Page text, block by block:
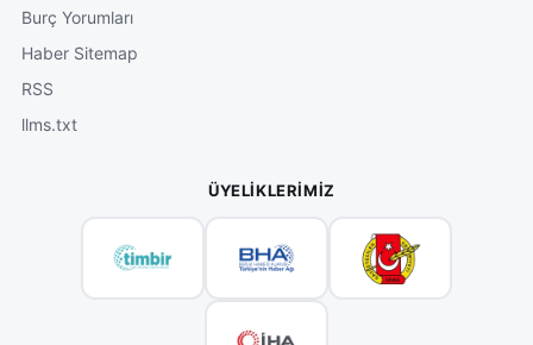
Burç Yorumları
Haber Sitemap
RSS
llms.txt
ÜYELIKLERIMIZ